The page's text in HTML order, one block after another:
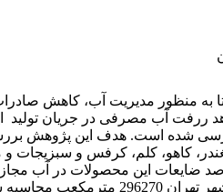
منظور مدیریت آب، کاهش
آب مصرفی در جریان تولید
شده است. هدف این پژوهش
از ضرب درصد ضایعات این